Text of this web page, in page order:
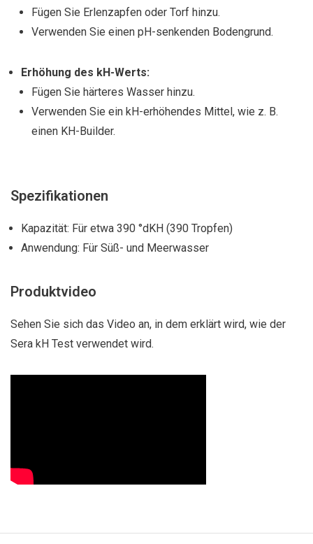
Fügen Sie Erlenzapfen oder Torf hinzu.
Verwenden Sie einen pH-senkenden Bodengrund.
Erhöhung des kH-Werts:
Fügen Sie härteres Wasser hinzu.
Verwenden Sie ein kH-erhöhendes Mittel, wie z. B.
einen KH-Builder.
Spezifikationen
Kapazität: Für etwa 390 °dKH (390 Tropfen)
Anwendung: Für Süß- und Meerwasser
Produktvideo
Sehen Sie sich das Video an, in dem erklärt wird, wie der
Sera kH Test verwendet wird.